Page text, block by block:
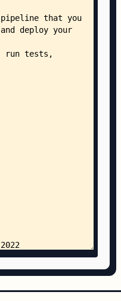
wrapper.cmake